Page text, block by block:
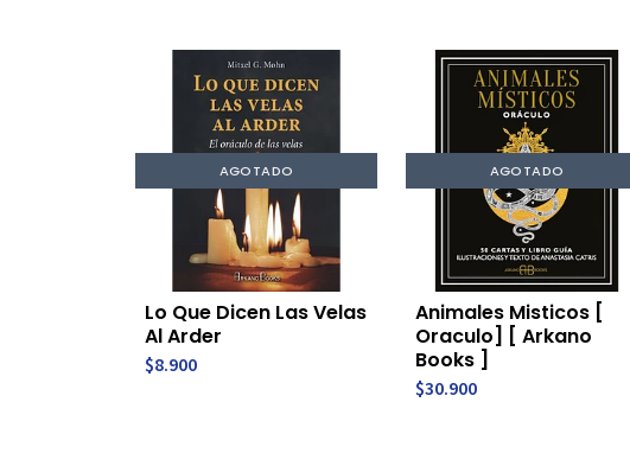
AGOTADO
Lo Que Dicen Las Velas
Al Arder
$8.900
AGOTADO
Animales Misticos [
Oraculo] [ Arkano
Books ]
$30.900